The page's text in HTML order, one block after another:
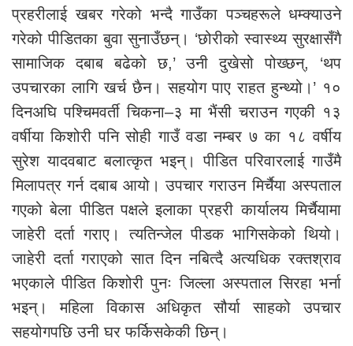
प्रहरीलाई खबर गरेको भन्दै गाउँका पञ्चहरूले धम्क्याउने
गरेको पीडितका बुवा सुनाउँछन्। ‘छोरीको स्वास्थ्य सुरक्षासँगै
सामाजिक दबाब बढेको छ,’ उनी दुखेसो पोख्छन्, ‘थप
उपचारका लागि खर्च छैन। सहयोग पाए राहत हुन्थ्यो।’ १०
दिनअघि पश्चिमवर्ती चिकना–३ मा भैंसी चराउन गएकी १३
वर्षीया किशोरी पनि सोही गाउँ वडा नम्बर ७ का १८ वर्षीय
सुरेश यादवबाट बलात्कृत भइन्। पीडित परिवारलाई गाउँमै
मिलापत्र गर्न दबाब आयो। उपचार गराउन मिर्चैया अस्पताल
गएको बेला पीडित पक्षले इलाका प्रहरी कार्यालय मिर्चैयामा
जाहेरी दर्ता गराए। त्यतिन्जेल पीडक भागिसकेको थियो।
जाहेरी दर्ता गराएको सात दिन नबित्दै अत्यधिक रक्तश्राव
भएकाले पीडित किशोरी पुनः जिल्ला अस्पताल सिरहा भर्ना
भइन्। महिला विकास अधिकृत सौर्या साहको उपचार
सहयोगपछि उनी घर फर्किसकेकी छिन्।